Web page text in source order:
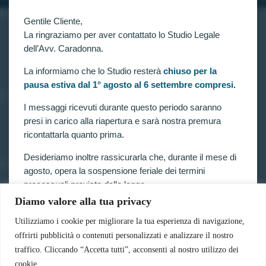
Diamo valore alla tua privacy
Utilizziamo i cookie per migliorare la tua esperienza di navigazione,
offrirti pubblicità o contenuti personalizzati e analizzare il nostro
traffico. Cliccando “Accetta tutti”, acconsenti al nostro utilizzo dei
cookie.
Gentile Cliente,
La ringraziamo per aver contattato lo Studio Legale
dell’Avv. Caradonna.
La informiamo che lo Studio resterà chiuso per la
pausa estiva dal 1° agosto al 6 settembre compresi.
I messaggi ricevuti durante questo periodo saranno
presi in carico alla riapertura e sarà nostra premura
ricontattarla quanto prima.
Desideriamo inoltre rassicurarla che, durante il mese di
agosto, opera la sospensione feriale dei termini
processuali prevista dalla legge.
Pertanto, nella generalità dei casi, i termini relativi a
ricorsi, impugnazioni e agli altri adempimenti
processuali, compresi quelli dinanzi al TAR, sono
sospesi.
Home
Chi siamo
Contatti
Prenota consulenza
Privacy e Cookie Policy
Forze armate e polizia
Concorsi pubblici
Pubblico impiego
Contratti con la pubblica amministrazione
Vittime del dovere ed equiparati